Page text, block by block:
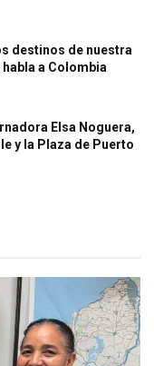
destinos de nuestra
a Colombia
Elsa Noguera,
y la Plaza de Puerto